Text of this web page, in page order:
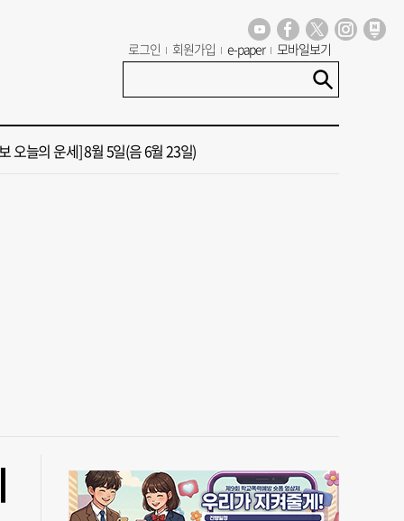
로그인 회원가입 e-paper 모바일보기
가이드' 자처한 한동훈…'구포데이'로 북구 알리기 총력
보 오늘의 운세] 8월 5일(음 6월 23일)
하기관 이전, 2차 공공기관 지방이전과 연계 추진 안 돼”